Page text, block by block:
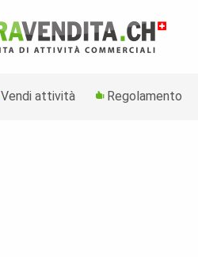
Vendi attività Regolamento